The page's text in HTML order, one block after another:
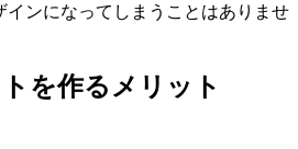
インになってしまうことはありませ
を作るメリット